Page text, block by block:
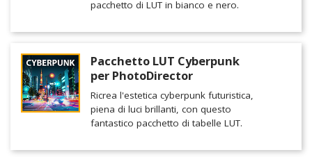
pacchetto di LUT in bianco e nero.
Pacchetto LUT Cyberpunk
per PhotoDirector
Ricrea l'estetica cyberpunk futuristica,
piena di luci brillanti, con questo
fantastico pacchetto di tabelle LUT.